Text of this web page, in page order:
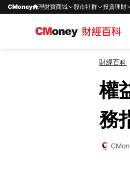
CMoney 理財寶商城 股市社群 投資理財
財經百科
權
務